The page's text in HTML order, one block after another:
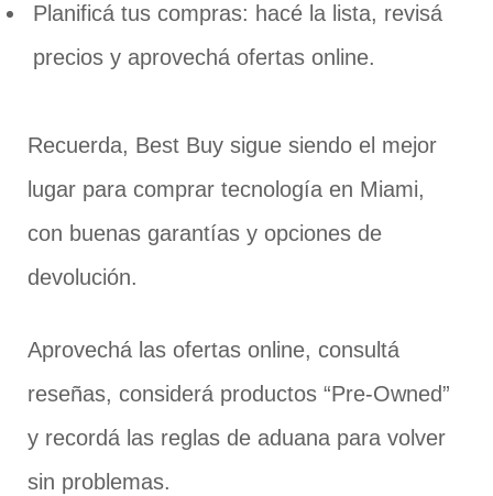
Planificá tus compras: hacé la lista, revisá
precios y aprovechá ofertas online.
Recuerda, Best Buy sigue siendo el mejor
lugar para comprar tecnología en Miami,
con buenas garantías y opciones de
devolución.
Aprovechá las ofertas online, consultá
reseñas, considerá productos “Pre-Owned”
y recordá las reglas de aduana para volver
sin problemas.